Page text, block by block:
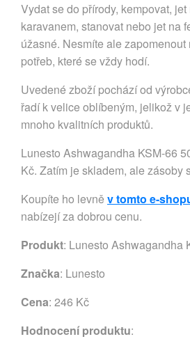
Vydat se do přírody, kempovat,
karavanem, stanovat nebo jet na
úžasné. Nesmíte ale
potřeb, které se vždy hodí.
Uvedené zboží pochází od
řadí k velice oblíbeným, jelikož v
mnoho kvalitních produktů.
Lunesto Ashwagandha KSM-66
Kč. Zatím je skladem, ale zásoby
Koupíte ho levně v tomto e-
nabízejí za dobrou cenu.
Produkt: Lunesto Ashwagandha
Značka: Lunesto
Cena: 246 Kč
Hodnocení produktu: